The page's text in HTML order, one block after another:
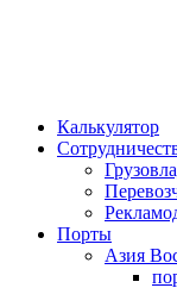
Калькулятор
Порты
Азия